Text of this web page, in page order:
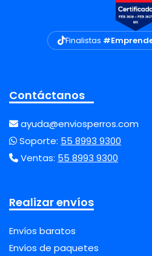
Finalistas
Contáctanos
ayuda@enviosperros.com
Soporte: 55 8993 9300
Ventas: 55 8993 9300
Realizar envíos
Envíos baratos
Envíos de paquetes